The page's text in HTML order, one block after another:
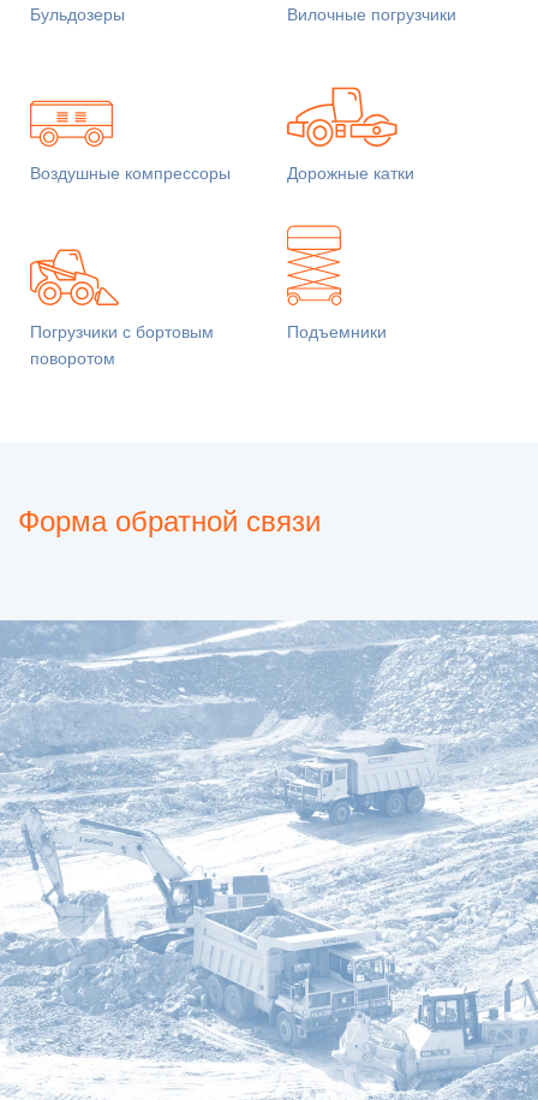
Бульдозеры Вилочные погрузчики
Воздушные компрессоры Дорожные катки
Погрузчики с бортовым
поворотом
Подъемники
Форма обратной связи